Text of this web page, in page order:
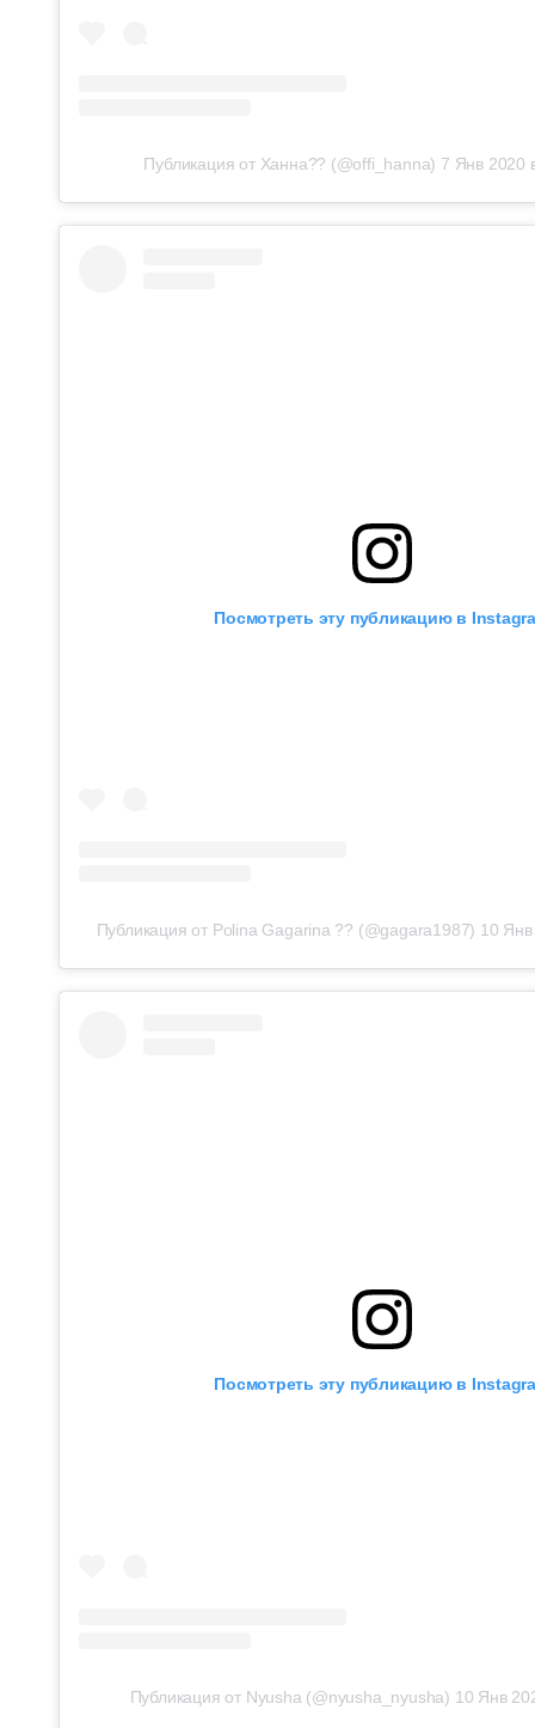
Публикация от Ханна?? (@offi_hanna) 7 Янв 2020
Посмотреть эту публикацию в
Публикация от Polina Gagarina ?? (@gagara1987) 10
Посмотреть эту публикацию в
Публикация от Nyusha (@nyusha_nyusha) 10 Янв